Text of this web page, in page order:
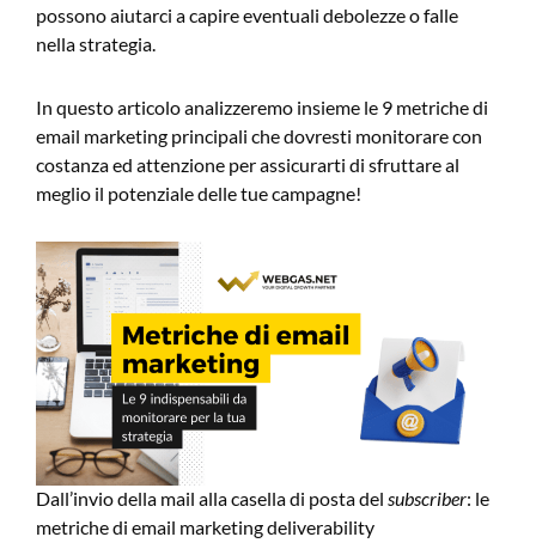
possono aiutarci a capire eventuali debolezze o falle
nella strategia.
In questo articolo analizzeremo insieme le 9 metriche di
email marketing principali che dovresti monitorare con
costanza ed attenzione per assicurarti di sfruttare al
meglio il potenziale delle tue campagne!
Dall’invio della mail alla casella di posta del subscriber: le
metriche di email marketing deliverability